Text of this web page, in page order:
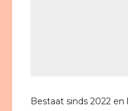
Bestaat sinds 2022